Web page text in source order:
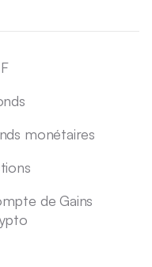
monétaires
de Gains